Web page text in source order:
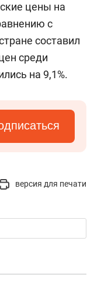
цены на
с
составил
среди
на 9,1%.
версия для печати